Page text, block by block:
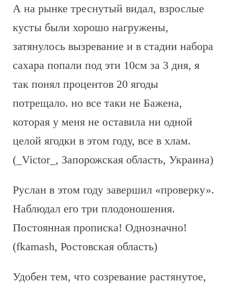
А на рынке треснутый видал, взрослые
кусты были хорошо нагружены,
затянулось вызревание и в стадии набора
сахара попали под эти 10см за 3 дня, я
так понял процентов 20 ягоды
потрещало. но все таки не Бажена,
которая у меня не оставила ни одной
целой ягодки в этом году, все в хлам.
(_Victor_, Запорожская область, Украина)
Руслан в этом году завершил «проверку».
Наблюдал его три плодоношения.
Постоянная прописка! Однозначно!
(fkamash, Ростовская область)
Удобен тем, что созревание растянутое,